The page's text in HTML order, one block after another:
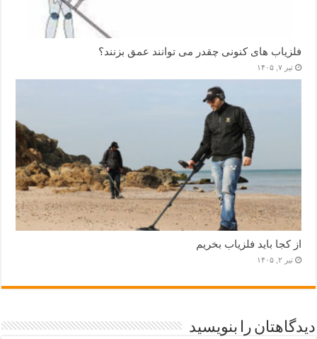
فلزیاب های کنونی چقدر می توانند عمق بزنند؟
تیر ۷, ۱۴۰۵
از کجا باید فلزیاب بخریم
تیر ۲, ۱۴۰۵
دیدگاهتان را بنویسید